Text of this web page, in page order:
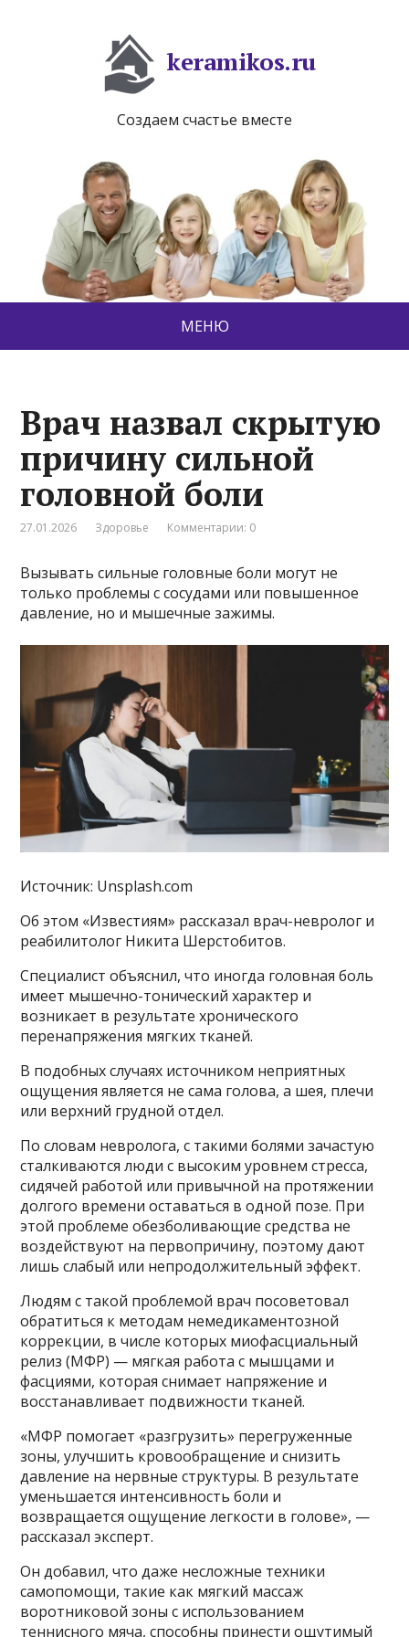
keramikos.ru
Создаем счастье вместе
МЕНЮ
Врач назвал скрытую
причину сильной
головной боли
27.01.2026 Здоровье Комментарии: 0
Вызывать сильные головные боли могут не
только проблемы с сосудами или повышенное
давление, но и мышечные зажимы.
Источник: Unsplash.com
Об этом «Известиям» рассказал врач-невролог и
реабилитолог Никита Шерстобитов.
Специалист объяснил, что иногда головная боль
имеет мышечно-тонический характер и
возникает в результате хронического
перенапряжения мягких тканей.
В подобных случаях источником неприятных
ощущения является не сама голова, а шея, плечи
или верхний грудной отдел.
По словам невролога, с такими болями зачастую
сталкиваются люди с высоким уровнем стресса,
сидячей работой или привычной на протяжении
долгого времени оставаться в одной позе. При
этой проблеме обезболивающие средства не
воздействуют на первопричину, поэтому дают
лишь слабый или непродолжительный эффект.
Людям с такой проблемой врач посоветовал
обратиться к методам немедикаментозной
коррекции, в числе которых миофасциальный
релиз (МФР) — мягкая работа с мышцами и
фасциями, которая снимает напряжение и
восстанавливает подвижности тканей.
«МФР помогает «разгрузить» перегруженные
зоны, улучшить кровообращение и снизить
давление на нервные структуры. В результате
уменьшается интенсивность боли и
возвращается ощущение легкости в голове», —
рассказал эксперт.
Он добавил, что даже несложные техники
самопомощи, такие как мягкий массаж
воротниковой зоны с использованием
теннисного мяча, способны принести ощутимый